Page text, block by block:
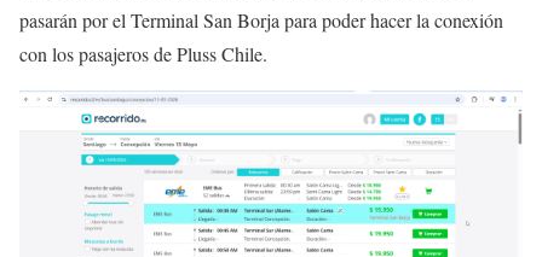
pasarán por el Terminal San Borja para poder hacer la conexión
con los pasajeros de Pluss Chile.